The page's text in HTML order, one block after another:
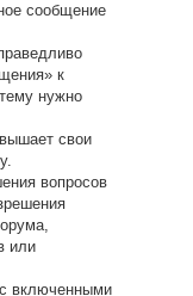
сообщение
к
нужно
свои
вопросов
или
включенными